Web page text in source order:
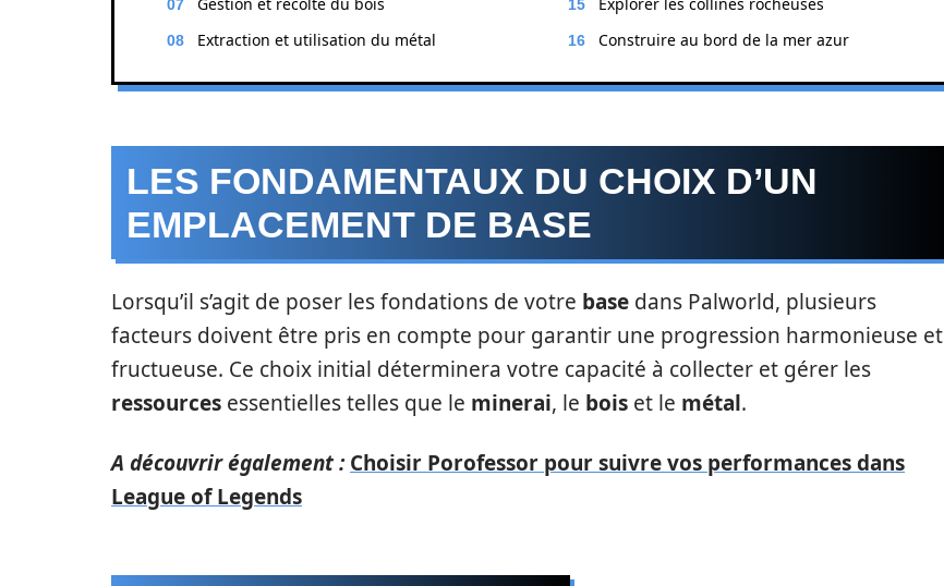
Extraction et utilisation du métal
Construire au bord de la mer azur
LES FONDAMENTAUX DU CHOIX D’UN
EMPLACEMENT DE BASE
Lorsqu’il s’agit de poser les fondations de votre base dans Palworld, plusieurs
facteurs doivent être pris en compte pour garantir une progression harmonieuse et
fructueuse. Ce choix initial déterminera votre capacité à collecter et gérer les
ressources essentielles telles que le minerai, le bois et le métal.
A découvrir également : Choisir Porofessor pour suivre vos performances dans
League of Legends